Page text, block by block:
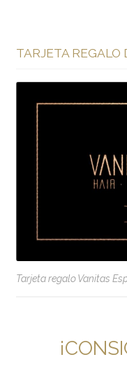
TARJETA REGALO
Tarjeta regalo Vanitas